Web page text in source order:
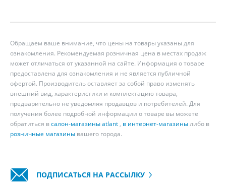
Обращаем ваше внимание, что цены на товары указаны для
ознакомления. Рекомендуемая розничная цена в местах продаж
может отличаться от указанной на сайте. Информация о товаре
предоставлена для ознакомления и не является публичной
офертой. Производитель оставляет за собой право изменять
внешний вид, характеристики и комплектацию товара,
предварительно не уведомляя продавцов и потребителей. Для
получения более подробной информации о товаре вы можете
обратиться всалон-магазины atlant , в интернет-магазинылибо в
розничные магазины вашего города.
ПОДПИСАТЬСЯ НА РАССЫЛКУ